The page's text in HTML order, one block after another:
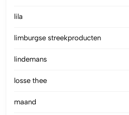
lila
limburgse streekproducten
lindemans
losse thee
maand